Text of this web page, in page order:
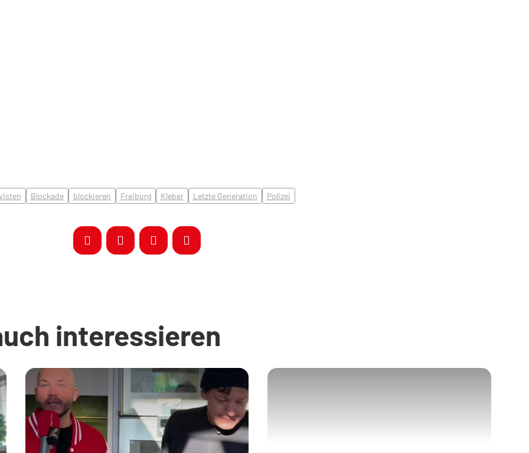
Blockade blockieren Freiburg Kleber Letzte Generation Polizei
interessieren